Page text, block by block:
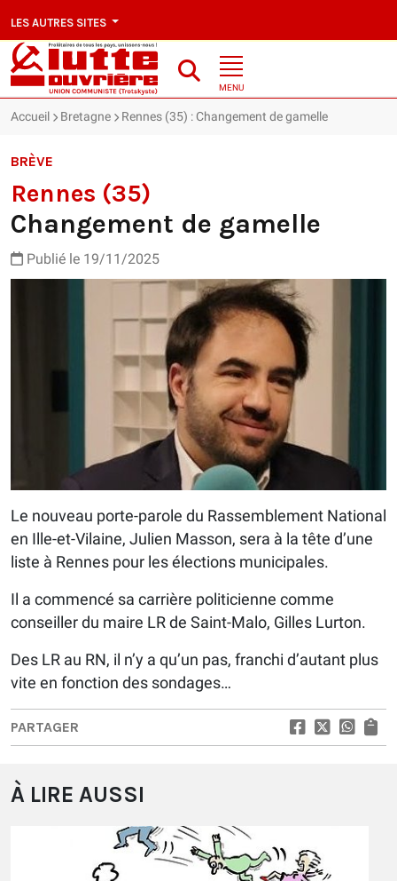
LES AUTRES SITES
MENU
Accueil Bretagne Rennes (35) : Changement de gamelle
BRÈVE
Rennes (35)
Changement de gamelle
Publié le 19/11/2025
Le nouveau porte-parole du Rassemblement National
en Ille-et-Vilaine, Julien Masson, sera à la tête d’une
liste à Rennes pour les élections municipales.
Il a commencé sa carrière politicienne comme
conseiller du maire LR de Saint-Malo, Gilles Lurton.
Des LR au RN, il n’y a qu’un pas, franchi d’autant plus
vite en fonction des sondages…
PARTAGER
À LIRE AUSSI